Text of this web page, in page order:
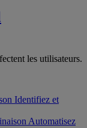
les utilisateurs.
Identifiez et
Automatisez